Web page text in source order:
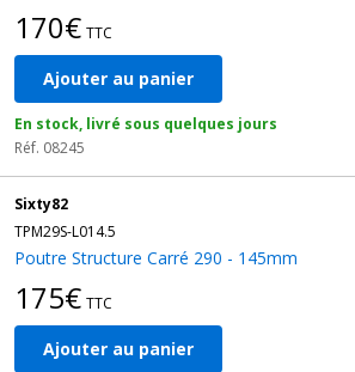
170€ TTC
Ajouter au panier
En stock, livré sous quelques jours
Réf. 08245
Sixty82
TPM29S-L014.5
Poutre Structure Carré 290 - 145mm
175€ TTC
Ajouter au panier